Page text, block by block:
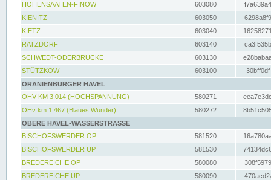
HOHENSAATEN-FINOW
603080
KIENITZ
603050
KIETZ
603040
RATZDORF
603140
SCHWEDT-ODERBRÜCKE
603130
STÜTZKOW
603100
ORANIENBURGER HAVEL
OHV KM 3.014 (HOCHSPANNUNG)
580271
OHv km 1.467 (Blaues Wunder)
580272
OBERE HAVEL-WASSERSTRASSE
BISCHOFSWERDER OP
581520
BISCHOFSWERDER UP
581530
BREDEREICHE OP
580080
BREDEREICHE UP
580090